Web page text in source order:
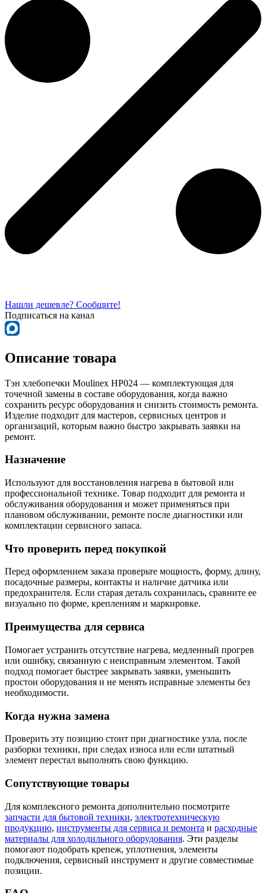
Нашли дешевле? Сообщите!
Подписаться на канал
Описание товара
Тэн хлебопечки Moulinex HP024 — комплектующая для
точечной замены в составе оборудования, когда важно
сохранить ресурс оборудования и снизить стоимость ремонта.
Изделие подходит для мастеров, сервисных центров и
организаций, которым важно быстро закрывать заявки на
ремонт.
Назначение
Используют для восстановления нагрева в бытовой или
профессиональной технике. Товар подходит для ремонта и
обслуживания оборудования и может применяться при
плановом обслуживании, ремонте после диагностики или
комплектации сервисного запаса.
Что проверить перед покупкой
Перед оформлением заказа проверьте мощность, форму, длину,
посадочные размеры, контакты и наличие датчика или
предохранителя. Если старая деталь сохранилась, сравните ее
визуально по форме, креплениям и маркировке.
Преимущества для сервиса
Помогает устранить отсутствие нагрева, медленный прогрев
или ошибку, связанную с неисправным элементом. Такой
подход помогает быстрее закрывать заявки, уменьшить
простои оборудования и не менять исправные элементы без
необходимости.
Когда нужна замена
Проверить эту позицию стоит при диагностике узла, после
разборки техники, при следах износа или если штатный
элемент перестал выполнять свою функцию.
Сопутствующие товары
Для комплексного ремонта дополнительно посмотрите
запчасти для бытовой техники, электротехническую
продукцию, инструменты для сервиса и ремонта и расходные
материалы для холодильного оборудования. Эти разделы
помогают подобрать крепеж, уплотнения, элементы
подключения, сервисный инструмент и другие совместимые
позиции.